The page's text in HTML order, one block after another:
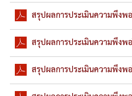
ข้อมูลการเลือกตั้ง
นโยบายคุ้มครองข้อมูลส่ว
ผลงาน
มาตรฐานกำหนดตำแหน่ง
สรุปผลการประเมินความพึงพ
สรุปผลการประเมินความพึงพ
สรุปผลการประเมินความพึงพ